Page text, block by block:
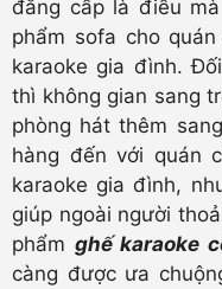
đẳng cấp là điều
phẩm sofa cho
karaoke gia đình.
thì không gian sang
phòng hát thêm
hàng đến với quán
karaoke gia đình,
giúp ngoài người
phẩm ghế karaoke
càng được ưa